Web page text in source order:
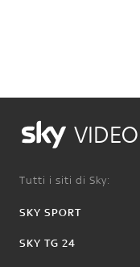
VIDEO
Tutti i siti di Sky:
SKY SPORT
SKY TG 24